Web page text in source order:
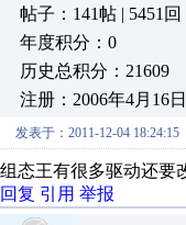
帖子：141帖 | 5451回
年度积分：0
历史总积分：21609
注册：2006年4月16日
发表于：2011-12-04 18:24:15
组态王有很多驱动还要
回复 引用 举报